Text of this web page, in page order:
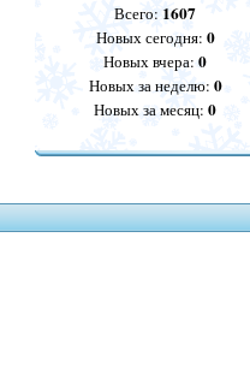
Всего: 1607
Новых сегодня: 0
Новых вчера:0
Новых за неделю: 0
Новых за месяц:0